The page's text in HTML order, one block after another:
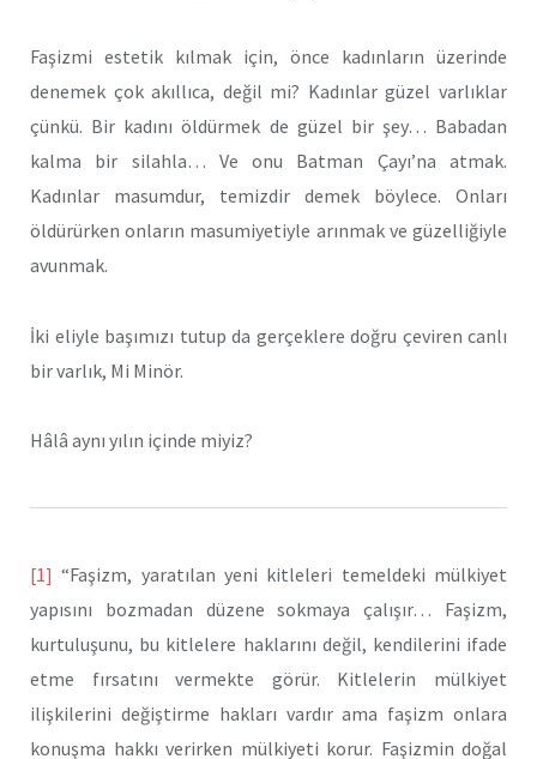
Faşizmi estetik kılmak için, önce kadınların üzerinde
denemek çok akıllıca, değil mi? Kadınlar güzel varlıklar
çünkü. Bir kadını öldürmek de güzel bir şey… Babadan
kalma bir silahla… Ve onu Batman Çayı’na atmak.
Kadınlar masumdur, temizdir demek böylece. Onları
öldürürken onların masumiyetiyle arınmak ve güzelliğiyle
avunmak.
İki eliyle başımızı tutup da gerçeklere doğru çeviren canlı
bir varlık, Mi Minör.
Hâlâ aynı yılın içinde miyiz?
[1] “Faşizm, yaratılan yeni kitleleri temeldeki mülkiyet
yapısını bozmadan düzene sokmaya çalışır… Faşizm,
kurtuluşunu, bu kitlelere haklarını değil, kendilerini ifade
etme fırsatını vermekte görür. Kitlelerin mülkiyet
ilişkilerini değiştirme hakları vardır ama faşizm onlara
konuşma hakkı verirken mülkiyeti korur. Faşizmin doğal